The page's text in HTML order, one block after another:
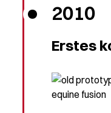
2010
Erstes